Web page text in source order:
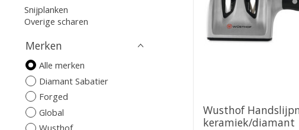
Snijplanken
Overige scharen
Merken
Alle merken
Diamant Sabatier
Forged
Global
Wusthof
keramiek/diamant